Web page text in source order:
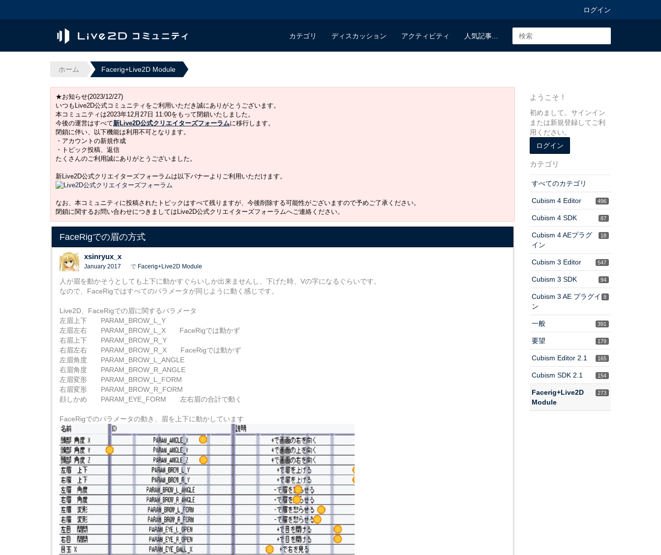
ログイン
カテゴリ ディスカッション アクティビティ 人気記事...
ホーム Facerig+Live2D Module
★お知らせ(2023/12/27)
いつもLive2D公式コミュニティをご利用いただき誠にありがとうございます。
本コミュニティは2023年12月27日 11:00をもって閉鎖いたしました。
今後の運営はすべて新Live2D公式クリエイターズフォーラムに移行します。
閉鎖に伴い、以下機能は利用不可となります。
・アカウントの新規作成
・トピック投稿、返信
たくさんのご利用誠にありがとうございました。
新Live2D公式クリエイターズフォーラムは以下バナーよりご利用いただけます。
なお、本コミュニティに投稿されたトピックはすべて残りますが、今後削除する可能性がございますので予めご了承ください。
閉鎖に関するお問い合わせにつきましてはLive2D公式クリエイターズフォーラムへご連絡ください。
FaceRigでの眉の方式
xsinryux_x
January 2017 で Facerig+Live2D Module
人が眉を動かそうとしても上下に動かすぐらいしか出来ませんし、下げた時、Vの字になるぐらいです。
なので、FaceRigではすべてのパラメータが同じように動く感じです。
Live2D、FaceRigでの眉に関するパラメータ
左眉上下 PARAM_BROW_L_Y
左眉左右 PARAM_BROW_L_X FaceRigでは動かず
右眉上下 PARAM_BROW_R_Y
右眉左右 PARAM_BROW_R_X FaceRigでは動かず
左眉角度 PARAM_BROW_L_ANGLE
右眉角度 PARAM_BROW_R_ANGLE
左眉変形 PARAM_BROW_L_FORM
右眉変形 PARAM_BROW_R_FORM
顔しかめ PARAM_EYE_FORM 左右眉の合計で動く
FaceRigでのパラメータの動き、眉を上下に動かしています
ようこそ！
初めまして。サインイン
または新規登録してご利
用ください。
ログイン
カテゴリ
すべてのカテゴリ
496
Cubism 4 Editor
87
Cubism 4 SDK
18
Cubism 4 AEプラグ
イン
547
Cubism 3 Editor
94
Cubism 3 SDK
8
Cubism 3 AE プラグイ
ン
391
一般
179
要望
165
Cubism Editor 2.1
154
Cubism SDK 2.1
273
Facerig+Live2D
Module